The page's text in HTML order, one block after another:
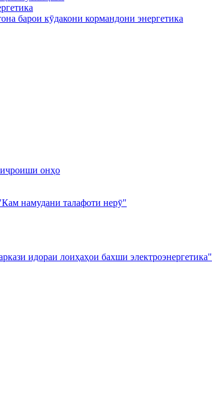
барои кӯдакони кормандони энергетика
иҷроиши онҳо
намудани талафоти нерӯ"
идораи лоиҳаҳои бахши электроэнергетика"